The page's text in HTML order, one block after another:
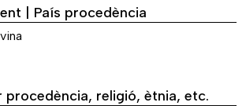
| País procedència
procedència, religió, ètnia, etc.